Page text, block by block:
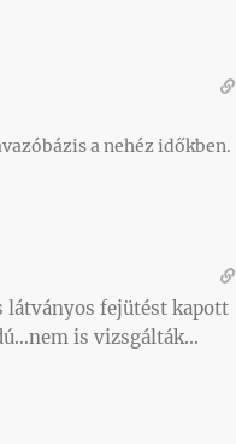
a nehéz időkben.
látványos fejütést kapott
is vizsgálták…